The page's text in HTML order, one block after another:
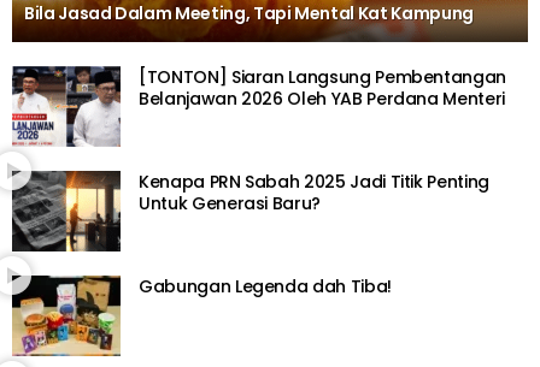
Bila Jasad Dalam Meeting, Tapi Mental Kat Kampung
[TONTON] Siaran Langsung Pembentangan
Belanjawan 2026 Oleh YAB Perdana Menteri
Kenapa PRN Sabah 2025 Jadi Titik Penting
Untuk Generasi Baru?
Gabungan Legenda dah Tiba!